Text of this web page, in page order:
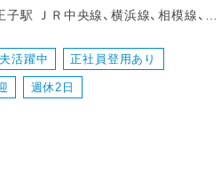
などをお願いします。
活躍中 正社員登用あり
週休2日